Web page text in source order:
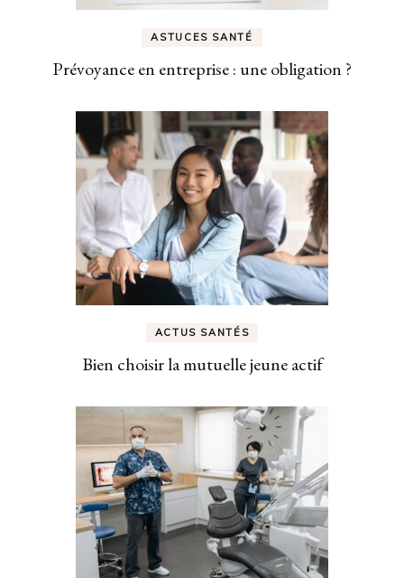
ASTUCES SANTÉ
Prévoyance en entreprise : une obligation ?
ACTUS SANTÉS
Bien choisir la mutuelle jeune actif